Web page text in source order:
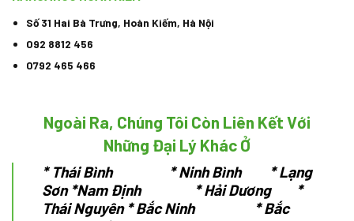
Số 31 Hai Bà Trưng, Hoàn Kiếm, Hà Nội
092 8812 456
0792 465 466
Ngoài Ra, Chúng Tôi Còn Liên Kết Với
Những Đại Lý Khác Ở
*Thái Bình * Ninh Bình * Lạng
Sơn *Nam Định * Hải Dương *
Thái Nguyên * Bắc Ninh * Bắc